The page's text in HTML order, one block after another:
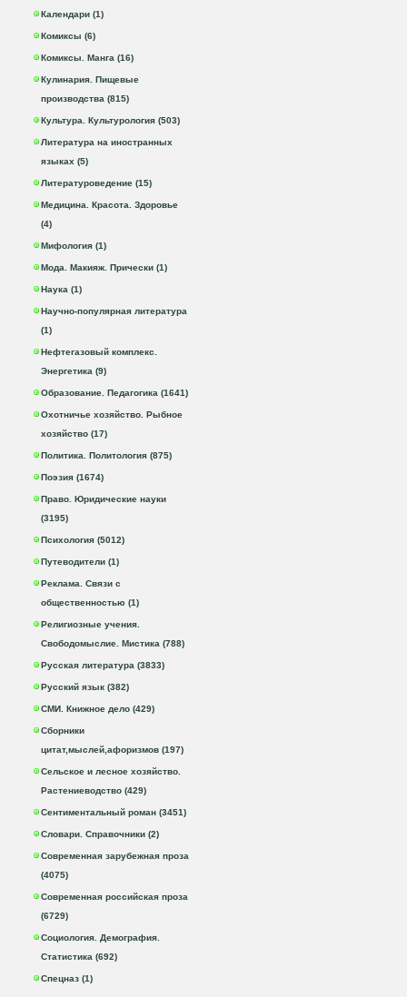
Календари (1)
Комиксы (6)
Комиксы. Манга (16)
Кулинария. Пищевые
производства (815)
Культура. Культурология (503)
Литература на иностранных
языках (5)
Литературоведение (15)
Медицина. Красота. Здоровье
(4)
Мифология (1)
Мода. Макияж. Прически (1)
Наука (1)
Научно-популярная литература
(1)
Нефтегазовый комплекс.
Энергетика (9)
Образование. Педагогика (1641)
Охотничье хозяйство. Рыбное
хозяйство (17)
Политика. Политология (875)
Поэзия (1674)
Право. Юридические науки
(3195)
Психология (5012)
Путеводители (1)
Реклама. Связи с
общественностью (1)
Религиозные учения.
Свободомыслие. Мистика (788)
Русская литература (3833)
Русский язык (382)
СМИ. Книжное дело (429)
Сборники
цитат,мыслей,афоризмов (197)
Сельское и лесное хозяйство.
Растениеводство (429)
Сентиментальный роман (3451)
Словари. Справочники (2)
Современная зарубежная проза
(4075)
Современная российская проза
(6729)
Социология. Демография.
Статистика (692)
Спецназ (1)